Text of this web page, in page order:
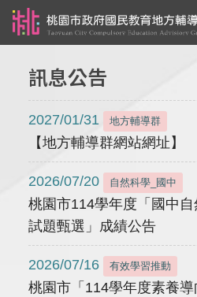
訊息公告
2027/01/31 地方輔導群
【地方輔導群網站網址】
2026/07/20 自然科學_國中
桃園市114學年度「國中
試題甄選」成績公告
2026/07/16 有效學習推動
桃園市「114學年度素養